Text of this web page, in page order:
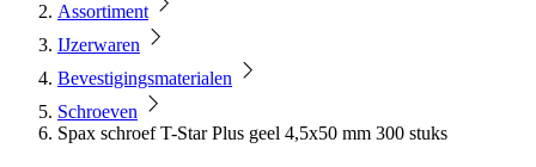
Assortiment
IJzerwaren
Bevestigingsmaterialen
Schroeven
Spax schroef T-Star Plus geel 4,5x50 mm 300 stuks